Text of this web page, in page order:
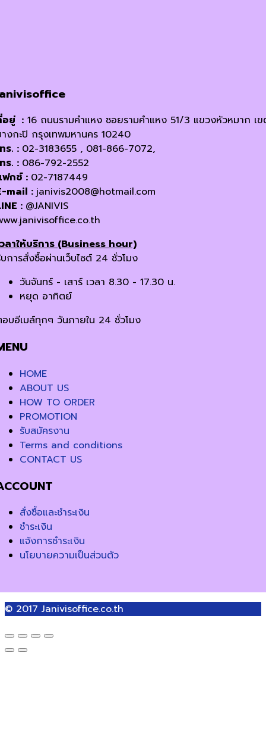
อยู่ : 16 ถนนรามคำแหง ซอยรามคำแหง 51/3 แขวงหัวหมาก เ
งกะปิ กรุงเทพมหานคร 10240
ร. : 02-3183655 , 081-866-7072,
ร. : 086-792-2552
กซ์ : 02-7187449
mail : janivis2008@hotmail.com
: @JANIVIS
ลาให้บริการ (Business hour)
การสั่งซื้อผ่านเว็บไซต์ 24 ชั่วโมง
วันจันทร์ - เสาร์ เวลา 8.30 - 17.30 น.
หยุด อาทิตย์
บอีเมล์ทุกๆ วันภายใน 24 ชั่วโมง
HOME
ABOUT US
HOW TO ORDER
PROMOTION
รับสมัครงาน
Terms and conditions
CONTACT US
สั่งซื้อและชำระเงิน
ชำระเงิน
แจ้งการชำระเงิน
นโยบายความเป็นส่วนตัว
© 2017 Janivisoffice.co.th